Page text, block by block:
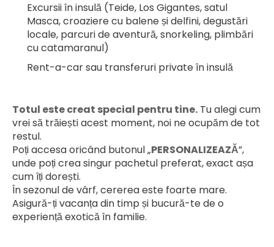
Excursii în insulă (Teide, Los Gigantes, satul
Masca, croaziere cu balene și delfini, degustări
locale, parcuri de aventură, snorkeling, plimbări
cu catamaranul)
Rent-a-car sau transferuri private în insulă
Totul este creat special pentru tine. Tu alegi cum
vrei să trăiești acest moment, noi ne ocupăm de tot
restul.
Poți accesa oricând butonul „PERSONALIZEAZĂ”,
unde poți crea singur pachetul preferat, exact așa
cum îți dorești.
În sezonul de vârf, cererea este foarte mare.
Asigură-ți vacanța din timp și bucură-te de o
experiență exotică în familie.